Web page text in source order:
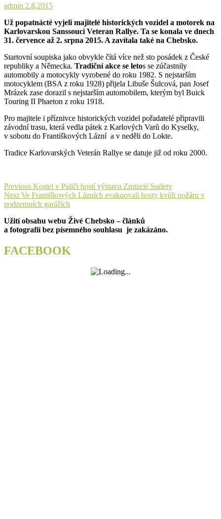
admin 2.8.2015
Už popatnácté vyjeli majitelé historických vozidel a motorek na
Karlovarskou Sanssouci Veteran Rallye. Ta se konala ve dnech
31. července až 2. srpna 2015. A zavítala také na Chebsko.
Startovní soupiska jako obvykle čítá více než sto posádek z České
republiky a Německa. Tradiční akce se letos se zúčastnily
automobily a motocykly vyrobené do roku 1982. S nejstarším
motocyklem (BSA z roku 1928) přijela Libuše Šulcová, pan Josef
Mrázek zase dorazil s nejstarším automobilem, kterým byl Buick
Touring II Phaeton z roku 1918.
Pro majitele i příznivce historických vozidel pořadatelé připravili
závodní trasu, která vedla pátek z Karlových Varů do Kyselky,
v sobotu do Františkových Lázní a v neděli do Lokte.
Tradice Karlovarských Veterán Rallye se datuje již od roku 2000.
Navigace
pro
příspěvek
Previous Previous
post:
Kostel v Paliči hostí výstavu Zmizelé Sudety
Next Next
post:
Ve Františkových Lázních evakuovali hosty kvůli požáru v
podzemních garážích
Užití obsahu webu Živé Chebsko – článků
a fotografií bez písemného souhlasu je zakázáno.
FACEBOOK